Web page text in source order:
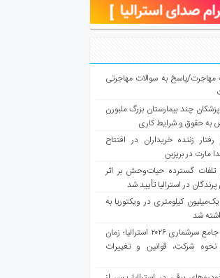
مهاجرت/پاسخ به سوالات مهاجرتی
چند بیمارستان بزرگ ملبورن
به حقوق و شرایط کاری
رفتار زننده خریداران در افتتاح
مارت در بریزبن
گسترده حیات‌وحش بر اثر
پرندگان در استرالیا تأیید شد
یک‌میلیون کیلومتری در ویکتوریا به
شد
راهنمای جامع سرشماری ۲۰۲۶ استرالیا؛ زمان
نحوه شرکت، قوانین و تغییرات